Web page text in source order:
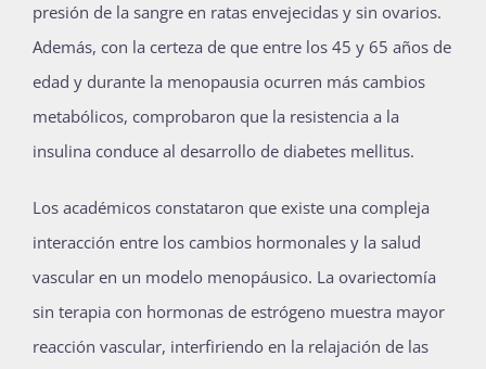
presión de la sangre en ratas envejecidas y sin ovarios.
Además, con la certeza de que entre los 45 y 65 años de
edad y durante la menopausia ocurren más cambios
metabólicos, comprobaron que la resistencia a la
insulina conduce al desarrollo de diabetes mellitus.
Los académicos constataron que existe una compleja
interacción entre los cambios hormonales y la salud
vascular en un modelo menopáusico. La ovariectomía
sin terapia con hormonas de estrógeno muestra mayor
reacción vascular, interfiriendo en la relajación de las